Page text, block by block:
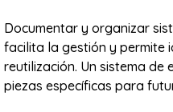
Documentar y organizar
facilita la gestión y permite
reutilización. Un sistema
piezas específicas para